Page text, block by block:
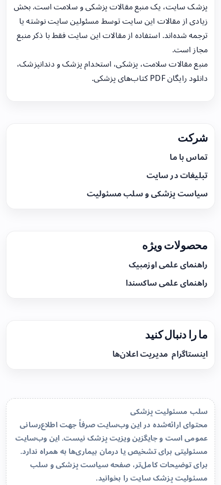
پزشک سایت، یک منبع مقالات پزشکی و سلامت است. بخش
زیادی از مقالات این سایت توسط مسئولین سایت نوشته یا
ترجمه شده‌اند. استفاده از مقالات این سایت فقط با ذکر منبع
مجاز است.
منبع مقالات سلامت، پزشکی، استخدام پزشک و دندانپزشک،
دانلود رایگان PDF کتاب‌های پزشکی.
شرکت
تماس با ما
تبلیغات در سایت
سیاست پزشکی و سلب مسئولیت
محصولات ویژه
راهنمای علمی اوزمپیک
راهنمای علمی ساکسندا
ما را دنبال کنید
اینستاگرام مدیریت اعلان‌ها
سلب مسئولیت پزشکی
محتوای ارائه‌شده در این وب‌سایت صرفاً جهت اطلاع‌رسانی
عمومی است و جایگزین ویزیت پزشک نیست. این وب‌سایت
مسئولیتی برای تشخیص یا درمان بیماری‌ها به همراه ندارد.
برای توضیحات کامل‌تر، صفحهسیاست پزشکی و سلب
مسئولیت پزشک سایترا بخوانید.